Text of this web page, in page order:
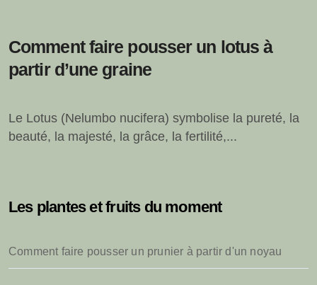
Comment faire pousser un lotus à
partir d’une graine
Le Lotus (Nelumbo nucifera) symbolise la pureté, la
beauté, la majesté, la grâce, la fertilité,...
Les plantes et fruits du moment
Comment faire pousser un prunier à partir d'un noyau